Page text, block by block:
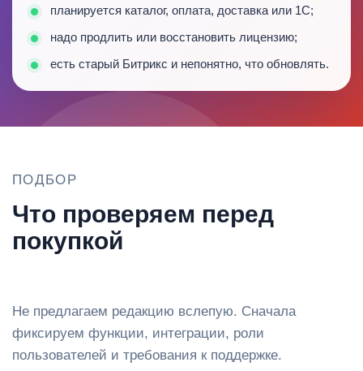
планируется каталог, оплата, доставка или 1С;
надо продлить или восстановить лицензию;
есть старый Битрикс и непонятно, что обновлять.
ПОДБОР
Что проверяем перед
покупкой
Не предлагаем редакцию вслепую. Сначала
фиксируем функции, интеграции, роли
пользователей и требования к поддержке.